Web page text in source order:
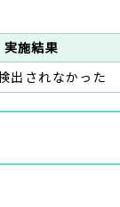
実施結果
出されなかった